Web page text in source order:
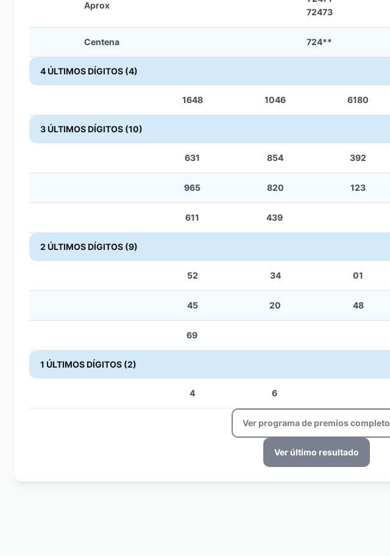
Aprox
72473
Centena 724**
4 ÚLTIMOS DÍGITOS (4)
1648 1046 6180
3 ÚLTIMOS DÍGITOS (10)
631 854 392
965 820 123
611 439
2 ÚLTIMOS DÍGITOS (9)
52 34 01
45 20 48
69
1 ÚLTIMOS DÍGITOS (2)
4 6
Ver programa de premios completo
Ver último resultado